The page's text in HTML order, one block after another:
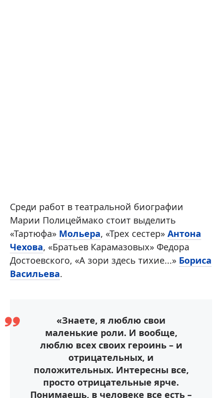
Среди работ в театральной биографии
Марии Полицеймако стоит выделить
«Тартюфа» Мольера, «Трех сестер» Антона
Чехова, «Братьев Карамазовых» Федора
Достоевского, «А зори здесь тихие...» Бориса
Васильева.
«Знаете, я люблю свои
маленькие роли. И вообще,
люблю всех своих героинь – и
отрицательных, и
положительных. Интересны все,
просто отрицательные ярче.
Понимаешь, в человеке все есть –